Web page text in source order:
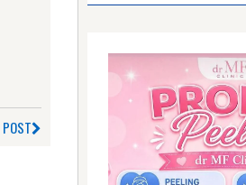
POST